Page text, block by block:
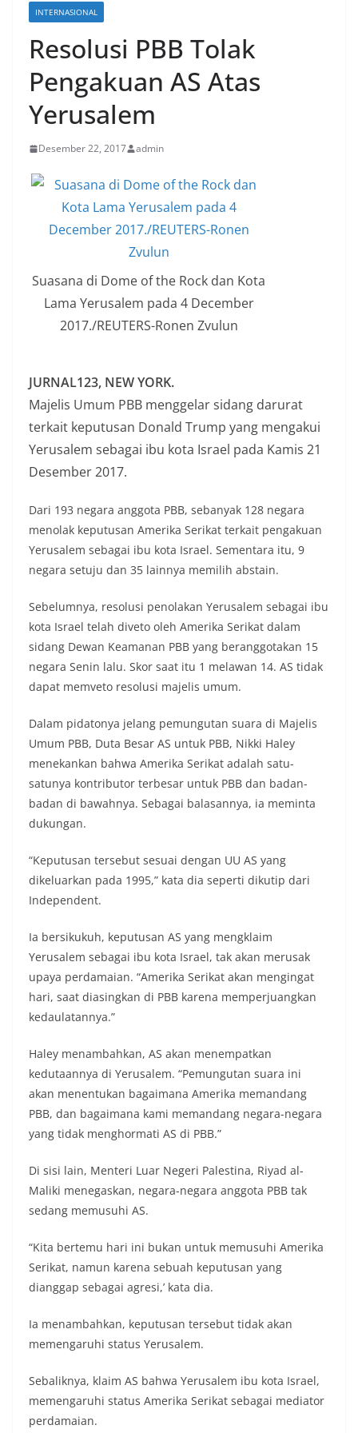
INTERNASIONAL
Resolusi PBB Tolak
Pengakuan AS Atas
Yerusalem
Desember 22, 2017 admin
Suasana di Dome of the Rock dan Kota
Lama Yerusalem pada 4 December
2017./REUTERS-Ronen Zvulun
JURNAL123, NEW YORK.
Majelis Umum PBB menggelar sidang darurat
terkait keputusan Donald Trump yang mengakui
Yerusalem sebagai ibu kota Israel pada Kamis 21
Desember 2017.
Dari 193 negara anggota PBB, sebanyak 128 negara
menolak keputusan Amerika Serikat terkait pengakuan
Yerusalem sebagai ibu kota Israel. Sementara itu, 9
negara setuju dan 35 lainnya memilih abstain.
Sebelumnya, resolusi penolakan Yerusalem sebagai ibu
kota Israel telah diveto oleh Amerika Serikat dalam
sidang Dewan Keamanan PBB yang beranggotakan 15
negara Senin lalu. Skor saat itu 1 melawan 14. AS tidak
dapat memveto resolusi majelis umum.
Dalam pidatonya jelang pemungutan suara di Majelis
Umum PBB, Duta Besar AS untuk PBB, Nikki Haley
menekankan bahwa Amerika Serikat adalah satu-
satunya kontributor terbesar untuk PBB dan badan-
badan di bawahnya. Sebagai balasannya, ia meminta
dukungan.
“Keputusan tersebut sesuai dengan UU AS yang
dikeluarkan pada 1995,” kata dia seperti dikutip dari
Independent.
Ia bersikukuh, keputusan AS yang mengklaim
Yerusalem sebagai ibu kota Israel, tak akan merusak
upaya perdamaian. “Amerika Serikat akan mengingat
hari, saat diasingkan di PBB karena memperjuangkan
kedaulatannya.”
Haley menambahkan, AS akan menempatkan
kedutaannya di Yerusalem. “Pemungutan suara ini
akan menentukan bagaimana Amerika memandang
PBB, dan bagaimana kami memandang negara-negara
yang tidak menghormati AS di PBB.”
Di sisi lain, Menteri Luar Negeri Palestina, Riyad al-
Maliki menegaskan, negara-negara anggota PBB tak
sedang memusuhi AS.
“Kita bertemu hari ini bukan untuk memusuhi Amerika
Serikat, namun karena sebuah keputusan yang
dianggap sebagai agresi,’ kata dia.
Ia menambahkan, keputusan tersebut tidak akan
memengaruhi status Yerusalem.
Sebaliknya, klaim AS bahwa Yerusalem ibu kota Israel,
memengaruhi status Amerika Serikat sebagai mediator
perdamaian.